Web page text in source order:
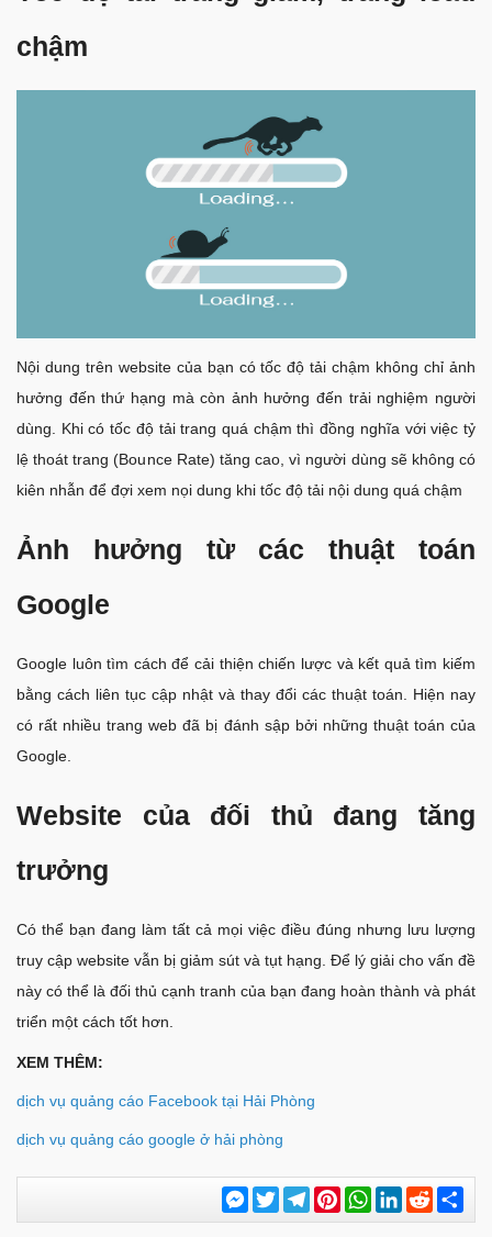
chậm
Nội dung trên website của bạn có tốc độ tải chậm không chỉ ảnh
hưởng đến thứ hạng mà còn ảnh hưởng đến trải nghiệm người
dùng. Khi có tốc độ tải trang quá chậm thì đồng nghĩa với việc tỷ
lệ thoát trang (Bounce Rate) tăng cao, vì người dùng sẽ không có
kiên nhẫn để đợi xem nọi dung khi tốc độ tải nội dung quá chậm
Ảnh hưởng từ các thuật toán
Google
Google luôn tìm cách để cải thiện chiến lược và kết quả tìm kiếm
bằng cách liên tục cập nhật và thay đổi các thuật toán. Hiện nay
có rất nhiều trang web đã bị đánh sập bởi những thuật toán của
Google.
Website của đối thủ đang tăng
trưởng
Có thể bạn đang làm tất cả mọi việc điều đúng nhưng lưu lượng
truy cập website vẫn bị giảm sút và tụt hạng. Để lý giải cho vấn đề
này có thể là đối thủ cạnh tranh của bạn đang hoàn thành và phát
triển một cách tốt hơn.
XEM THÊM:
dịch vụ quảng cáo Facebook tại Hải Phòng
dịch vụ quảng cáo google ở hải phòng
Messenger
TwitterTelegramPinterestWhatsApp
LinkedInReddit